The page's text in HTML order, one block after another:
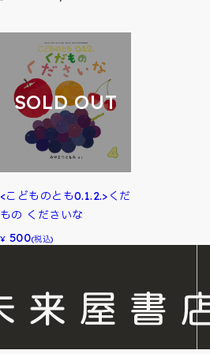
SOLD OUT
<こどものとも0.1.2.>くだ
もの くださいな
¥ 500(税込)